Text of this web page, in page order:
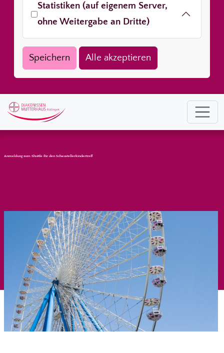
Statistiken (auf eigenem Server,
ohne Weitergabe an Dritte)
Anmeldung zum Shuttle für den Schaustellerkindertreff